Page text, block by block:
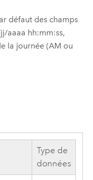
défaut des champs
aaaa hh:mm:ss,
la journée (AM ou
Type de
données